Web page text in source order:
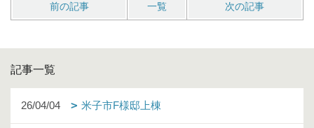
前の記事 一覧 次の記事
記事一覧
26/04/04 米子市F様邸上棟